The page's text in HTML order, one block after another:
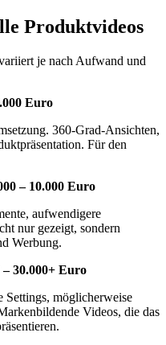
Produktvideos
je nach Aufwand und
Euro
360-Grad-Ansichten,
Für den
– 10.000 Euro
aufwendigere
nur gezeigt, sondern
Werbung.
30.000+ Euro
möglicherweise
Videos, die das